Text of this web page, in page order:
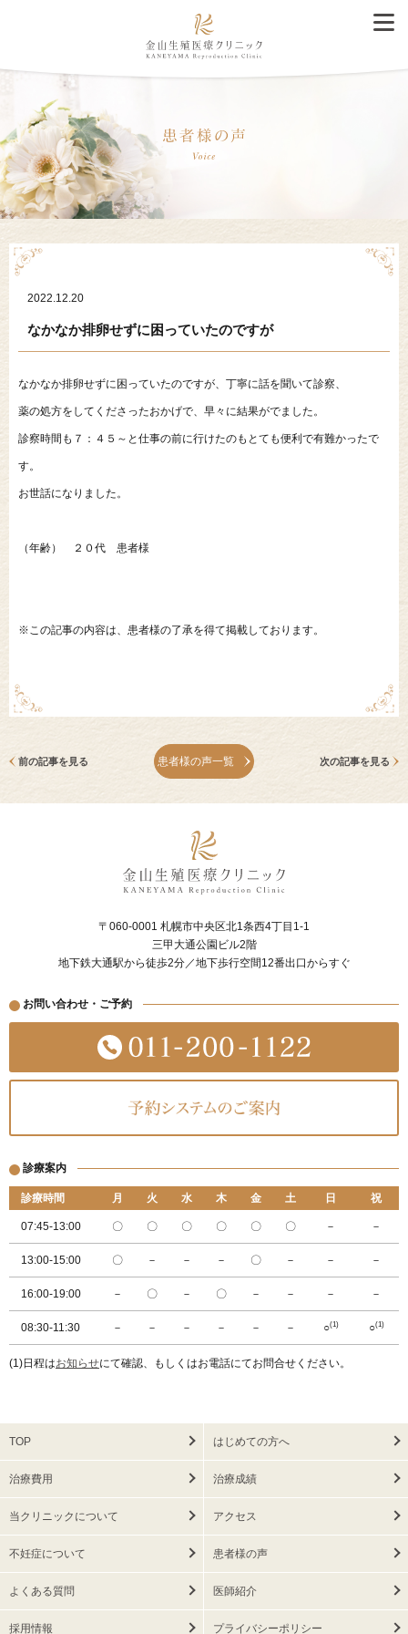
2022.12.20
なかなか排卵せずに困っていたのですが
なかなか排卵せずに困っていたのですが、丁寧に話を聞いて診察、
薬の処方をしてくださったおかげで、早々に結果がでました。
診察時間も７：４５～と仕事の前に行けたのもとても便利で有難かったで
す。
お世話になりました。
（年齢） ２０代 患者様
※この記事の内容は、患者様の了承を得て掲載しております。
前の記事を見る 患者様の声一覧 次の記事を見る
〒060-0001 札幌市中央区北1条西4丁目1-1
三甲大通公園ビル2階
地下鉄大通駅から徒歩2分／地下歩行空間12番出口からすぐ
お問い合わせ・ご予約
診療案内
診療時間 月 火 水 木 金 土 日 祝
07:45-13:00 〇 〇 〇 〇 〇 〇 － －
13:00-15:00 〇 － － － 〇 － － －
16:00-19:00 － 〇 － 〇 － － － －
08:30-11:30 － － － － － － ○(1) ○(1)
(1)日程はお知らせにて確認、もしくはお電話にてお問合せください。
TOP はじめての方へ
治療費用 治療成績
当クリニックについて アクセス
不妊症について 患者様の声
よくある質問 医師紹介
採用情報 プライバシーポリシー